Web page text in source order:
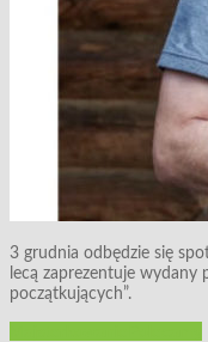
3 grudnia odbędzie się
lecą zaprezentuje wydany
początkujących”.